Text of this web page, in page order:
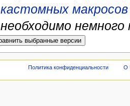
кастомных макросов
необходимо
Политика конфиденциальности О